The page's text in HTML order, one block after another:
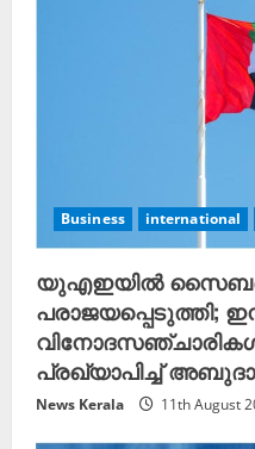
Business international
യുഎഇയിൽ
പരാജയപ്പെടുത്തി;
പ്രഖ്യാപിച്ച്
News Kerala 11th August